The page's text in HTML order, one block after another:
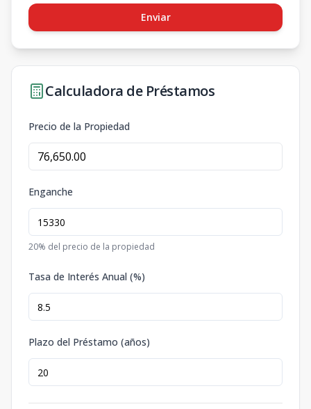
Enviar
Calculadora de Préstamos
Precio de la Propiedad
Enganche
20% del precio de la propiedad
Tasa de Interés Anual (%)
Plazo del Préstamo (años)